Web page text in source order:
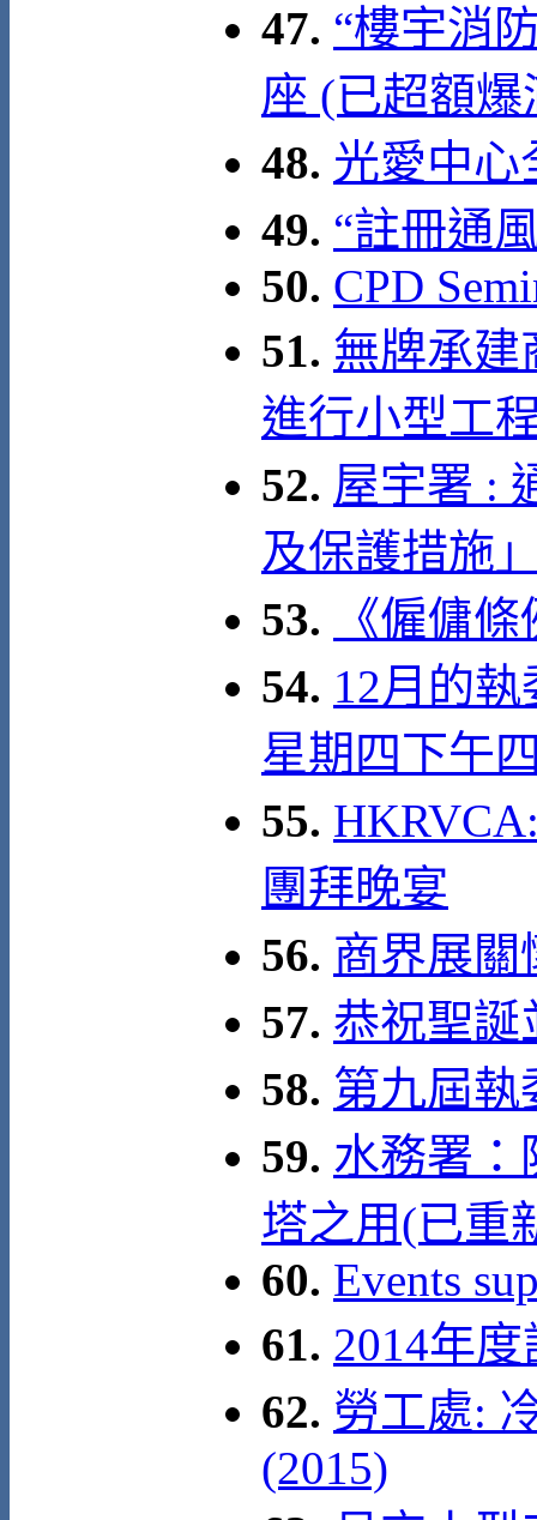
47. “樓宇消
座 (已超額爆
48. 光愛中心
49. “註冊通
50. CPD
51. 無牌承建
進行小型工
52. 屋宇署 :
及保護措施
53.
《僱傭
54. 12月的
星期四下午
55.
團拜晚宴
56. 商界展關
57. 恭祝聖誕
58. 第九屆執
59. 水務署：
塔之用(已重
60. Events
61. 2014年
62. 勞工處:
(2015)